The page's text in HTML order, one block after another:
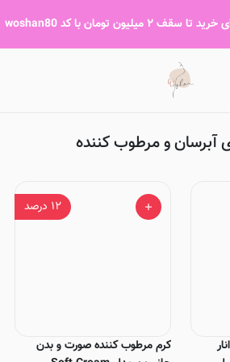
آبرسان و مرطوب کننده
۱۲ درصد
کرم مرطوب کننده صورت و بدن